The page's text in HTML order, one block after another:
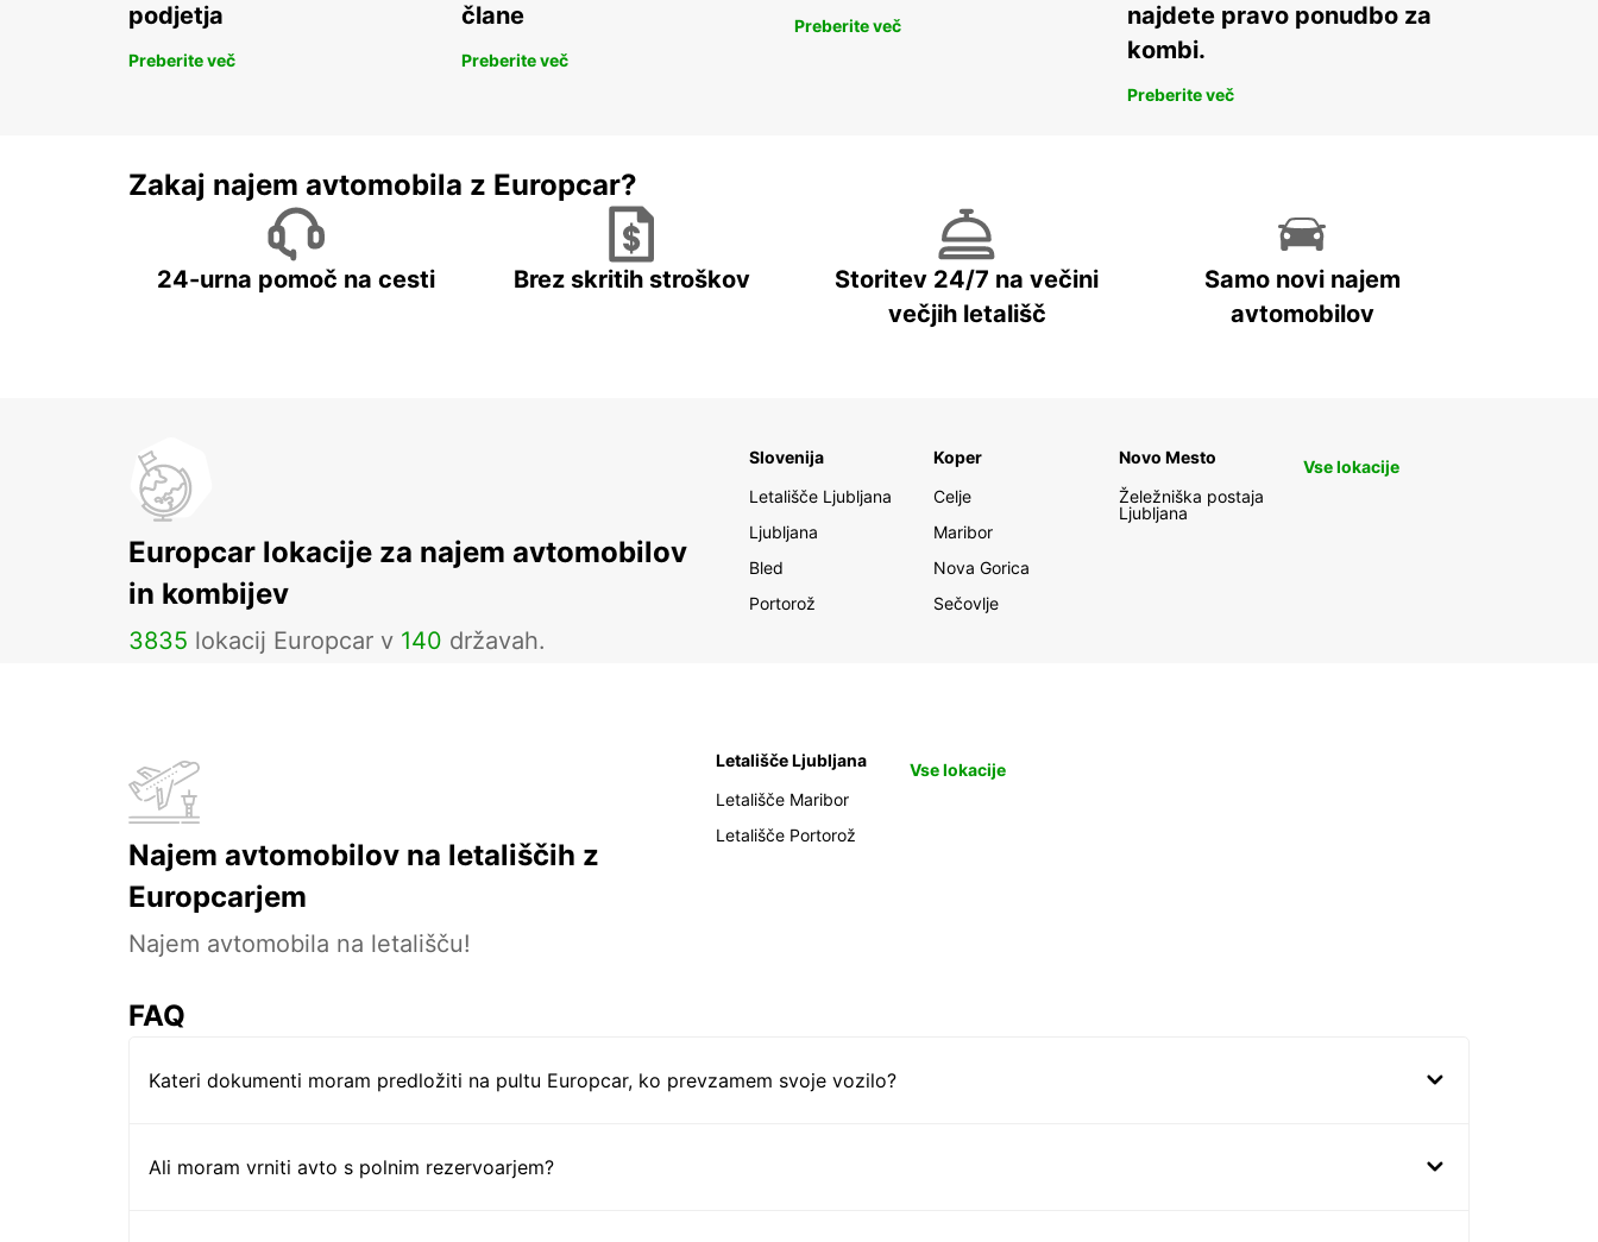
podjetja
Preberite več
člane
Preberite več
Preberite več
najdete pravo ponudbo za
kombi.
Preberite več
Zakaj najem avtomobila z Europcar?
24-urna pomoč na cesti Brez skritih stroškov
Storitev 24/7 na večini
večjih letališč
Samo novi najem
avtomobilov
Europcar lokacije za najem avtomobilov
in kombijev
3835 lokacij Europcar v 140 državah.
Slovenija
Letališče Ljubljana
Ljubljana
Bled
Portorož
Koper
Celje
Maribor
Nova Gorica
Sečovlje
Novo Mesto
Želežniška postaja
Ljubljana
Vse lokacije
Najem avtomobilov na letališčih z
Europcarjem
Najem avtomobila na letališču!
Letališče Ljubljana
Letališče Maribor
Letališče Portorož
Vse lokacije
FAQ
Kateri dokumenti moram predložiti na pultu Europcar, ko prevzamem svoje vozilo?
Ali moram vrniti avto s polnim rezervoarjem?